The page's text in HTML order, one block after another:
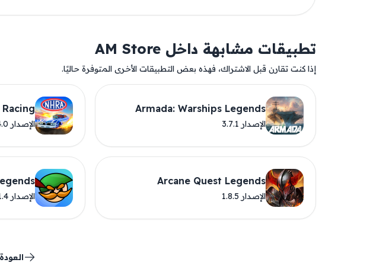
تطبيقات مشابهة داخل AM Store
إذا كنت تقارن قبل الاشتراك، فهذه بعض التطبيقات الأخرى المتوفرة حاليًا.
Armada: Warships Legends
الإصدار 3.7.1 الإصدار 1.4.0
Arcane Quest Legends
الإصدار 1.8.5 الإصدار 0.1.4